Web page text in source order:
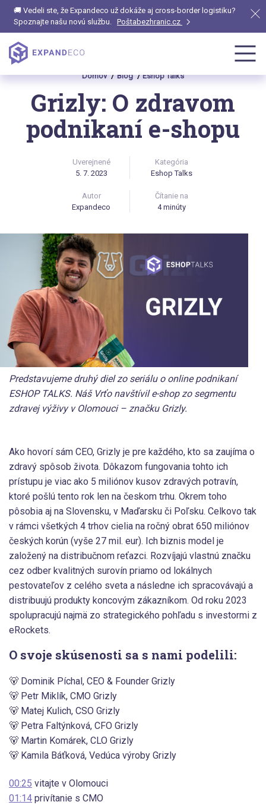
🚚 Vedeli ste, že Expandeco už dokáže aj cross-border logistiku?
Spoznajte našu novú službu. Poštabezhranic.cz
Domov Blog Eshop Talks
Grizly: O zdravom
podnikaní e-shopu
Uverejnené
5. 7. 2023
Kategória
Eshop Talks
Autor
Expandeco
Čítanie na
4 minúty
Predstavujeme druhý diel zo seriálu o online podnikaní
ESHOP TALKS. Náš Vrťo navštívil e-shop zo segmentu
zdravej výživy v Olomouci – značku Grizly.
Ako hovorí sám CEO, Grizly je pre každého, kto sa zaujíma o
zdravý spôsob života. Dôkazom fungovania tohto ich
prístupu je viac ako 5 miliónov kusov zdravých potravín,
ktoré pošlú tento rok len na českom trhu. Okrem toho
pôsobia aj na Slovensku, v Maďarsku či Poľsku. Celkovo tak
v rámci všetkých 4 trhov cielia na ročný obrat 650 miliónov
českých korún (vyše 27 mil. eur). Ich biznis model je
založený na distribučnom reťazci. Rozvíjajú vlastnú značku
cez odber kvalitných surovín priamo od lokálnych
pestovateľov z celého sveta a následne ich spracovávajú a
distribuujú produkty koncovým zákazníkom. Od roku 2023
spolupracujú najmä zo strategického pohľadu s investormi z
eRockets.
O svoje skúsenosti sa s nami podelili:
🐻 Dominik Píchal, CEO & Founder Grizly
🐻 Petr Miklík, CMO Grizly
🐻 Matej Kulich, CSO Grizly
🐻 Petra Faltýnková, CFO Grizly
🐻 Martin Komárek, CLO Grizly
🐻 Kamila Báťková, Vedúca výroby Grizly
00:25 vitajte v Olomouci
01:14 privítanie s CMO